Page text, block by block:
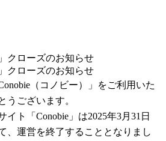
クローズのお知らせ
クローズのお知らせ
（コノビー）」をご利用いた
うございます。
イト「Conobie」は2025年3月31日
、運営を終了することとなりまし